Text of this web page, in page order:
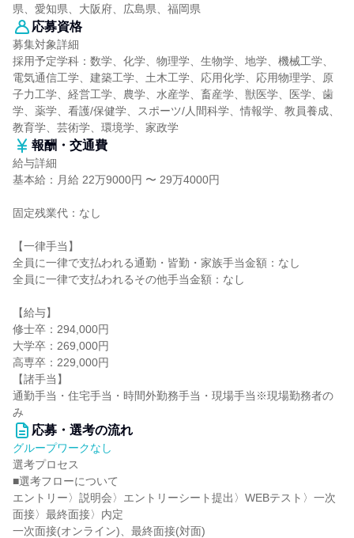
県、愛知県、大阪府、広島県、福岡県
応募資格
募集対象詳細
採用予定学科：数学、化学、物理学、生物学、地学、機械工学、
電気通信工学、建築工学、土木工学、応用化学、応用物理学、原
子力工学、経営工学、農学、水産学、畜産学、獣医学、医学、歯
学、薬学、看護/保健学、スポーツ/人間科学、情報学、教員養成、
教育学、芸術学、環境学、家政学
報酬・交通費
給与詳細
基本給：月給 22万9000円 〜 29万4000円
固定残業代：なし
【一律手当】
全員に一律で支払われる通勤・皆勤・家族手当金額：なし
全員に一律で支払われるその他手当金額：なし
【給与】
修士卒：294,000円
大学卒：269,000円
高専卒：229,000円
【諸手当】
通勤手当・住宅手当・時間外勤務手当・現場手当※現場勤務者の
み
応募・選考の流れ
グループワークなし
選考プロセス
■選考フローについて
エントリー〉説明会〉エントリーシート提出〉WEBテスト〉一次
面接〉最終面接〉内定
一次面接(オンライン)、最終面接(対面)